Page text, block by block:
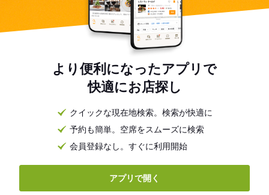
より便利になったアプリで
快適にお店探し
クイックな現在地検索。検索が快適に
予約も簡単。空席をスムーズに検索
会員登録なし。すぐに利用開始
アプリで開く